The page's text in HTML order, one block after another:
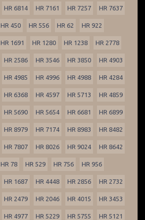
HR 6814 HR 7161 HR 7257 HR 7637
HR 450 HR 556 HR 62 HR 922
HR 1691 HR 1280 HR 1238 HR 2778
HR 2586 HR 3546 HR 3850 HR 4903
HR 4985 HR 4996 HR 4988 HR 4284
HR 6368 HR 4597 HR 5713 HR 4859
HR 5690 HR 5654 HR 6681 HR 6899
HR 8979 HR 7174 HR 8983 HR 8482
HR 7807 HR 8026 HR 9024 HR 8642
HR 78 HR 529 HR 756 HR 956
HR 1687 HR 4448 HR 2856 HR 2732
HR 2479 HR 2046 HR 4015 HR 3453
HR 4977 HR 5229 HR 5755 HR 5121